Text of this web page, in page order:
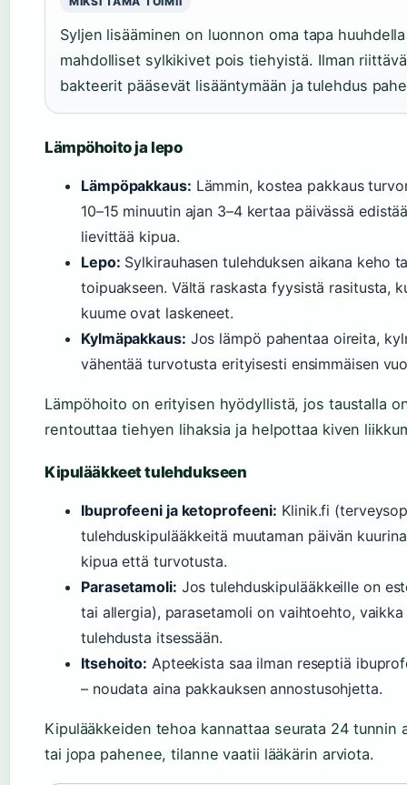
Syljen lisääminen on luonnon oma tapa
mahdolliset sylkikivet pois tiehyistä. Ilman
bakteerit pääsevät lisääntymään ja tulehdus
Lämpöhoito ja lepo
Lämpöpakkaus: Lämmin, kostea pakkaus
10–15 minuutin ajan 3–4 kertaa päivässä
lievittää kipua.
Lepo: Sylkirauhasen tulehduksen aikana keho
toipuakseen. Vältä raskasta fyysistä rasitusta,
kuume ovat laskeneet.
Kylmäpakkaus: Jos lämpö pahentaa oireita,
vähentää turvotusta erityisesti ensimmäisen
Lämpöhoito on erityisen hyödyllistä, jos taustalla
rentouttaa tiehyen lihaksia ja helpottaa kiven
Kipulääkkeet tulehdukseen
Ibuprofeeni ja ketoprofeeni: Klinik.fi
tulehduskipulääkkeitä muutaman päivän
kipua että turvotusta.
Parasetamoli: Jos tulehduskipulääkkeille on
tai allergia), parasetamoli on vaihtoehto, vaikka
tulehdusta itsessään.
Itsehoito: Apteekista saa ilman reseptiä
– noudata aina pakkauksen annostusohjetta.
Kipulääkkeiden tehoa kannattaa seurata 24 tunnin
tai jopa pahenee, tilanne vaatii lääkärin arviota.